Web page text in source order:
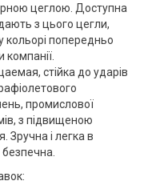
цеглою. Доступна
з цього цегли,
попередньо
стійка до ударів
промислової
з підвищеною
Зручна і легка в
безпечна.